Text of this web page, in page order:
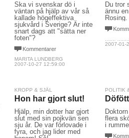
Ska vi svenskar dö i
väntan på hjälp av vår så
kallade högeffektiva
sjukvård i Sverige? Är inte
snart dags att "sätta ner
foten"?
Kommentarer
MARITA LUNDBERG
2007-10-27 12:59:00
Du tror
ännu
2007-01-
KROPP & SJÄL
Hon har gjort slut!
Hjälp, min dotter har gjort
slut med sin pojkvän sen
sju år. De var förlovade i
fyra, och jag lider med
POLITIK
Döfött
flera
i